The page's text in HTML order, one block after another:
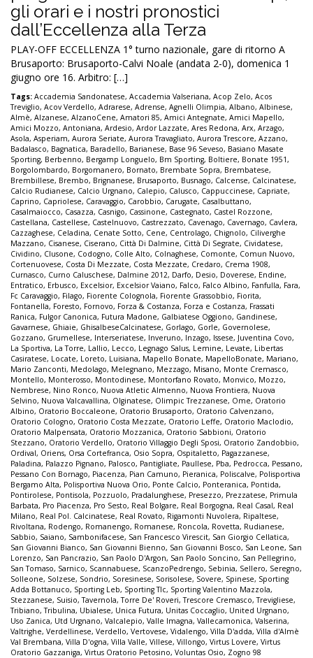
gli orari e i nostri pronostici
dall’Eccellenza alla Terza
PLAY-OFF ECCELLENZA 1° turno nazionale, gare di ritorno A
Brusaporto: Brusaporto-Calvi Noale (andata 2-0), domenica 1
giugno ore 16. Arbitro: […]
Tags: Accademia Sandonatese, Accademia Valseriana, Acop Zelo, Acos
Treviglio, Acov Verdello, Adrarese, Adrense, Agnelli Olimpia, Albano, Albinese,
Almè, Alzanese, AlzanoCene, Amatori 85, Amici Antegnate, Amici Mapello,
Amici Mozzo, Antoniana, Ardesio, Ardor Lazzate, Ares Redona, Arx, Arzago,
Asola, Asperiam, Aurora Seriate, Aurora Travagliato, Aurora Trescore, Azzano,
Badalasco, Bagnatica, Baradello, Barianese, Base 96 Seveso, Basiano Masate
Sporting, Berbenno, Bergamp Longuelo, Bm Sporting, Boltiere, Bonate 1951,
Borgolombardo, Borgomanero, Bornato, Brembate Sopra, Brembatese,
Brembillese, Brembo, Brignanese, Brusaporto, Busnago, Calcense, Calcinatese,
Calcio Rudianese, Calcio Urgnano, Calepio, Calusco, Cappuccinese, Capriate,
Caprino, Capriolese, Caravaggio, Carobbio, Carugate, Casalbuttano,
Casalmaiocco, Casazza, Casnigo, Cassinone, Castegnato, Castel Rozzone,
Castellana, Castellese, Castelnuovo, Castrezzato, Cavenago, Cavernago, Cavlera,
Cazzaghese, Celadina, Cenate Sotto, Cene, Centrolago, Chignolo, Ciliverghe
Mazzano, Cisanese, Ciserano, Città Di Dalmine, Città Di Segrate, Cividatese,
Cividino, Clusone, Codogno, Colle Alto, Colnaghese, Comonte, Comun Nuovo,
Cortenuovese, Costa Di Mezzate, Costa Mezzate, Credaro, Crema 1908,
Curnasco, Curno Caluschese, Dalmine 2012, Darfo, Desio, Doverese, Endine,
Entratico, Erbusco, Excelsior, Excelsior Vaiano, Falco, Falco Albino, Fanfulla, Fara,
Fc Caravaggio, Filago, Fiorente Colognola, Fiorente Grassobbio, Fiorita,
Fontanella, Foresto, Fornovo, Forza & Costanza, Forza e Costanza, Frassati
Ranica, Fulgor Canonica, Futura Madone, Galbiatese Oggiono, Gandinese,
Gavarnese, Ghiaie, GhisalbeseCalcinatese, Gorlago, Gorle, Governolese,
Gozzano, Grumellese, Interseriatese, Inveruno, Inzago, Issese, Juventina Covo,
La Sportiva, La Torre, Lallio, Lecco, Legnago Salus, Lemine, Levate, Libertas
Casiratese, Locate, Loreto, Luisiana, Mapello Bonate, MapelloBonate, Mariano,
Mario Zanconti, Medolago, Melegnano, Mezzago, Misano, Monte Cremasco,
Montello, Monterosso, Montodinese, Montorfano Rovato, Monvico, Mozzo,
Nembrese, Nino Ronco, Nuova Atletic Almenno, Nuova Frontiera, Nuova
Selvino, Nuova Valcavallina, Olginatese, Olimpic Trezzanese, Ome, Oratorio
Albino, Oratorio Boccaleone, Oratorio Brusaporto, Oratorio Calvenzano,
Oratorio Cologno, Oratorio Costa Mezzate, Oratorio Leffe, Oratorio Maclodio,
Oratorio Malpensata, Oratorio Mozzanica, Oratorio Sabbioni, Oratorio
Stezzano, Oratorio Verdello, Oratorio Villaggio Degli Sposi, Oratorio Zandobbio,
Ordival, Oriens, Orsa Cortefranca, Osio Sopra, Ospitaletto, Pagazzanese,
Paladina, Palazzo Pignano, Palosco, Pantigliate, Paullese, Pba, Pedrocca, Pessano,
Pessano Con Bornago, Piacenza, Pian Camuno, Pieranica, Poliscalve, Polisportiva
Bergamo Alta, Polisportiva Nuova Orio, Ponte Calcio, Ponteranica, Pontida,
Pontirolese, Pontisola, Pozzuolo, Pradalunghese, Presezzo, Prezzatese, Primula
Barbata, Pro Piacenza, Pro Sesto, Real Bolgare, Real Borgogna, Real Casal, Real
Milano, Real Pol. Calcinatese, Real Rovato, Rigamonti Nuvolera, Ripaltese,
Rivoltana, Rodengo, Romanengo, Romanese, Roncola, Rovetta, Rudianese,
Sabbio, Saiano, Sambonifacese, San Francesco Virescit, San Giorgio Cellatica,
San Giovanni Bianco, San Giovanni Bienno, San Giovanni Bosco, San Leone, San
Lorenzo, San Pancrazio, San Paolo D'Argon, San Paolo Soncino, San Pellegrino,
San Tomaso, Sarnico, Scannabuese, ScanzoPedrengo, Sebinia, Sellero, Seregno,
Solleone, Solzese, Sondrio, Soresinese, Sorisolese, Sovere, Spinese, Sporting
Adda Bottanuco, Sporting Leb, Sporting Tlc, Sporting Valentino Mazzola,
Stezzanese, Suisio,Tavernola,Torre De' Roveri,Trescore Cremasco,Trevigliese,
Tribiano,Tribulina, Ubialese, Unica Futura, Unitas Coccaglio, United Urgnano,
Uso Zanica, Utd Urgnano, Valcalepio, Valle Imagna, Vallecamonica, Valserina,
Valtrighe, Verdellinese, Verdello, Vertovese, Vidalengo, Villa D'adda, Villa d'Almè
Val Brembana, Villa D'ogna, Villa Valle, Villese, Villongo, Virtus Lovere, Virtus
Oratorio Gazzaniga, Virtus Oratorio Petosino, Voluntas Osio, Zogno 98